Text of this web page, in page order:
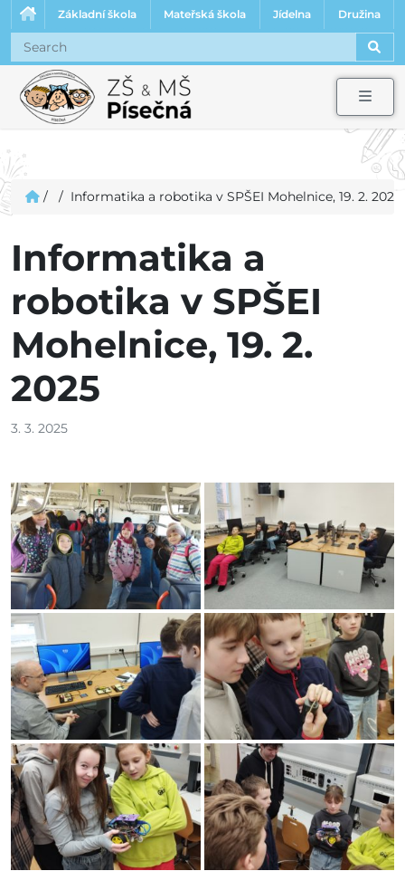
Základní škola Mateřská škola Jídelna Družina
/ / Informatika a robotika v SPŠEI Mohelnice, 19. 2. 2025
Informatika a
robotika v SPŠEI
Mohelnice, 19. 2.
2025
3. 3. 2025